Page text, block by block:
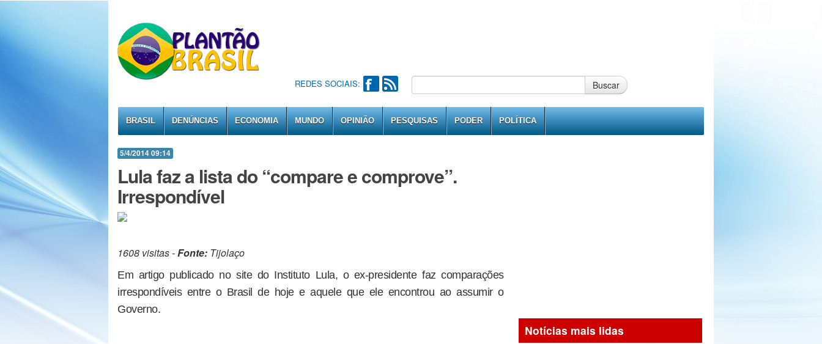
REDES SOCIAIS: Buscar
BRASIL DENÚNCIAS ECONOMIA MUNDO OPINIÃO PESQUISAS PODER POLÍTICA
5/4/2014 09:14
Lula faz a lista do “compare e comprove”.
Irrespondível
1608 visitas -Fonte: Tijolaço
Em artigo publicado no site do Instituto Lula, o ex-presidente faz comparações
irrespondíveis entre o Brasil de hoje e aquele que ele encontrou ao assumir o
Governo.
Notícias mais lidas